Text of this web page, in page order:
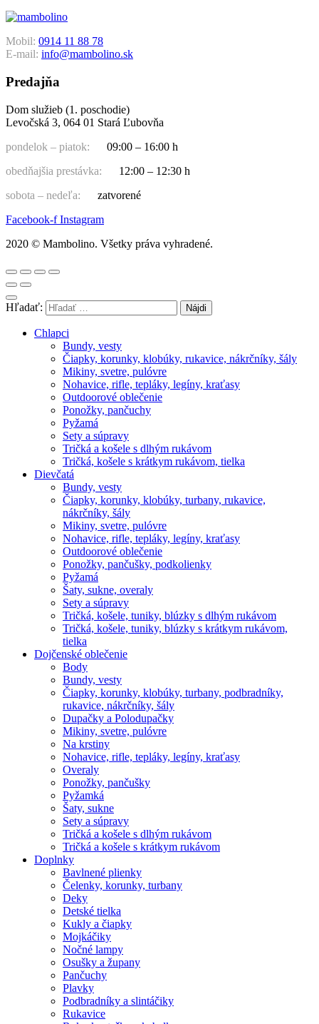
Mobil: 0914 11 88 78
E-mail: info@mambolino.sk
Predajňa
Dom služieb (1. poschodie)
Levočská 3, 064 01 Stará Ľubovňa
pondelok – piatok:
09:00 – 16:00 h
obedňajšia prestávka:
12:00 – 12:30 h
sobota – nedeľa:
zatvorené
Facebook-f Instagram
2020 © Mambolino. Všetky práva vyhradené.
Hľadať:
Chlapci
Bundy, vesty
Čiapky, korunky, klobúky, rukavice, nákrčníky, šály
Mikiny, svetre, pulóvre
Nohavice, rifle, tepláky, legíny, kraťasy
Outdoorové oblečenie
Ponožky, pančuchy
Pyžamá
Sety a súpravy
Tričká a košele s dlhým rukávom
Tričká, košele s krátkym rukávom, tielka
Dievčatá
Bundy, vesty
Čiapky, korunky, klobúky, turbany, rukavice,
nákrčníky, šály
Mikiny, svetre, pulóvre
Nohavice, rifle, tepláky, legíny, kraťasy
Outdoorové oblečenie
Ponožky, pančušky, podkolienky
Pyžamá
Šaty, sukne, overaly
Sety a súpravy
Tričká, košele, tuniky, blúzky s dlhým rukávom
Tričká, košele, tuniky, blúzky s krátkym rukávom,
tielka
Dojčenské oblečenie
Body
Bundy, vesty
Čiapky, korunky, klobúky, turbany, podbradníky,
rukavice, nákrčníky, šály
Dupačky a Polodupačky
Mikiny, svetre, pulóvre
Na krstiny
Nohavice, rifle, tepláky, legíny, kraťasy
Overaly
Ponožky, pančušky
Pyžamká
Šaty, sukne
Sety a súpravy
Tričká a košele s dlhým rukávom
Tričká a košele s krátkym rukávom
Doplnky
Bavlnené plienky
Čelenky, korunky, turbany
Deky
Detské tielka
Kukly a čiapky
Mojkáčiky
Nočné lampy
Osušky a župany
Pančuchy
Plavky
Podbradníky a slintáčiky
Rukavice